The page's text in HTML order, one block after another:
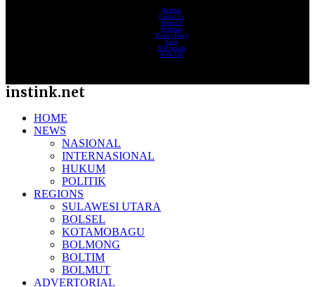
Redaksi
Contact Us
About Us
Pedoman
Privacy Policy
Karir
SOP Jurnalis
Kode Etik
instink.net
HOME
NEWS
NASIONAL
INTERNASIONAL
HUKUM
POLITIK
REGIONS
SULAWESI UTARA
BOLSEL
KOTAMOBAGU
BOLMONG
BOLTIM
BOLMUT
ADVERTORIAL